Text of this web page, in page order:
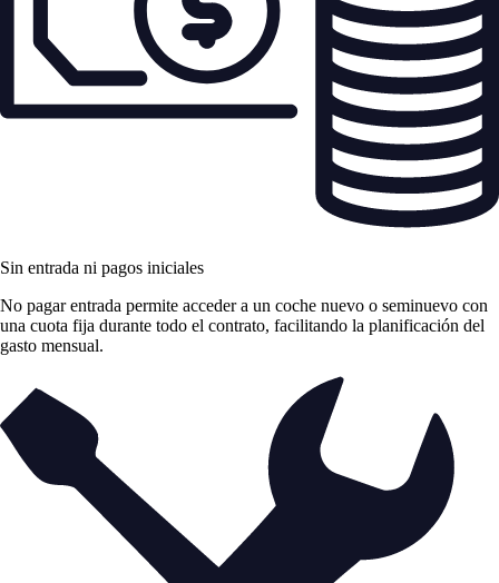
Sin entrada ni pagos iniciales
No pagar entrada permite acceder a un coche nuevo o seminuevo con
una cuota fija durante todo el contrato, facilitando la planificación del
gasto mensual.